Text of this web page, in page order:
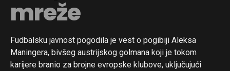
mreže
Fudbalsku javnost pogodila je vest o pogibiji Aleksa
Maningera, bivšeg austrijskog golmana koji je tokom
karijere branio za brojne evropske klubove, uključujući